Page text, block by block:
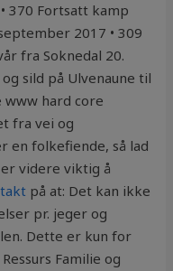
370 Fortsatt kamp
2017 • 309
fra Soknedal 20.
sild på Ulvenaune til
hard core
fra vei og
en folkefiende, så lad
videre viktig å
på at: Det kan ikke
pr. jeger og
Dette er kun for
Familie og